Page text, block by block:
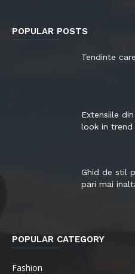
POPULAR POSTS
Tendinte
Extensiile
look in trend
Ghid de stil
pari mai
POPULAR CATEGORY
Fashion